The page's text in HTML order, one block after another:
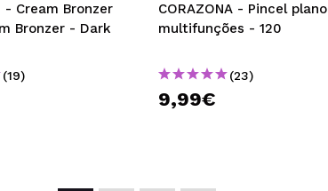
- Cream Bronzer
Bronzer - Dark
(19)
CORAZONA - Pincel plano
multifunções - 120
(23)
9,99€